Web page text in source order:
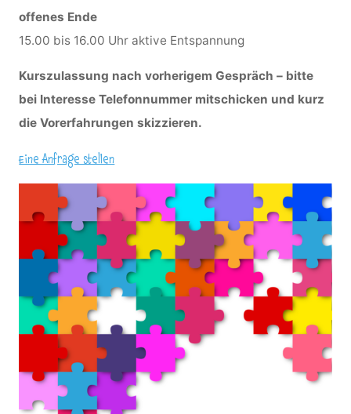
offenes Ende
15.00 bis 16.00 Uhr aktive Entspannung
Kurszulassung nach vorherigem Gespräch – bitte
bei Interesse Telefonnummer mitschicken und kurz
die Vorerfahrungen skizzieren.
Eine Anfrage stellen